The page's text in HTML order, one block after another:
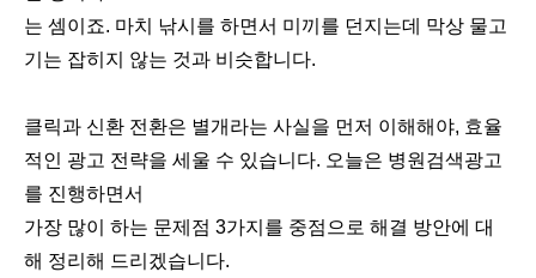
는 셈이죠. 마치 낚시를 하면서 미끼를 던지는데 막상 물고
기는 잡히지 않는 것과 비슷합니다.
클릭과 신환 전환은 별개라는 사실을 먼저 이해해야, 효율
적인 광고 전략을 세울 수 있습니다. 오늘은 병원검색광고
를 진행하면서
가장 많이 하는 문제점 3가지를 중점으로 해결 방안에 대
해 정리해 드리겠습니다.